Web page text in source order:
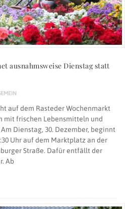
ausnahmsweise Dienstag statt
auf dem Rasteder Wochenmarkt
mit frischen Lebensmitteln und
Dienstag, 30. Dezember, beginnt
Uhr auf dem Marktplatz an der
Straße. Dafür entfällt der
Ab